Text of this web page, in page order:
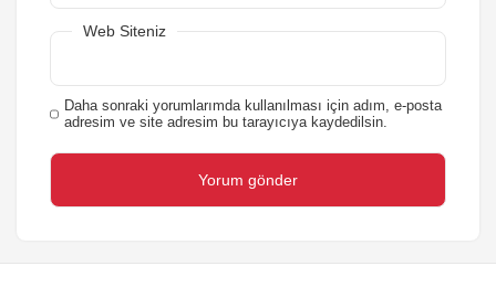
Web Siteniz
Daha sonraki yorumlarımda kullanılması için adım, e-posta
adresim ve site adresim bu tarayıcıya kaydedilsin.